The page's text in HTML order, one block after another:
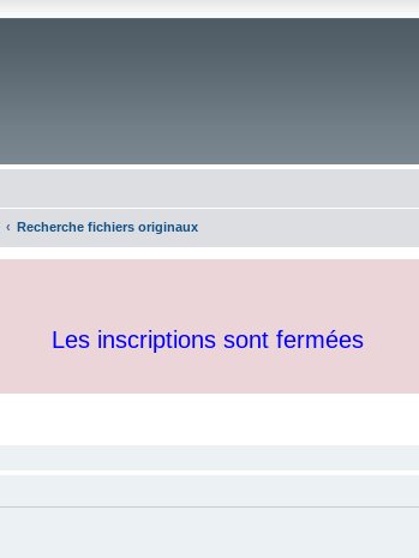
Recherche fichiers originaux
Les inscriptions sont fermées